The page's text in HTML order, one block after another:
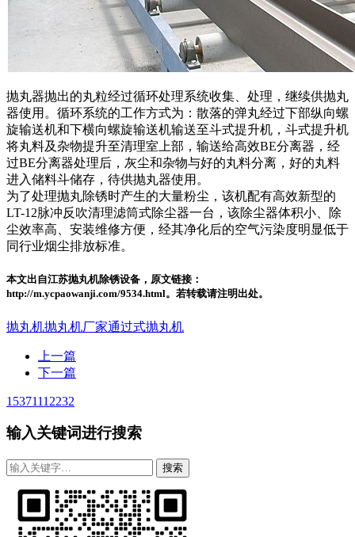
抛丸器抛出的丸粒经过循环处理系统收集、处理，继续供抛丸
器使用。循环系统的工作方式为：散落的弹丸经过下部纵向螺
旋输送机和下横向螺旋输送机输送至斗式提升机，斗式提升机
将丸料及杂物提升至清理室上部，输送给高效BE分离器，经
过BE分离器处理后，灰尘和杂物与好的丸料分离，好的丸料
进入储料斗储存，待供抛丸器使用。
为了处理抛丸除锈时产生的大量粉尘，该机配有高效新型的
LT-12脉冲反吹清理滤筒式除尘器一台，该除尘器体积小、除
尘效率高、安装维修方便，经其净化后的空气污染度明显低于
同行业烟尘排放标准。
本文出自江苏抛丸机除锈设备，原文链接：
http://m.ycpaowanji.com/9534.html。若转载请注明出处。
抛丸机抛丸机厂家通过式抛丸机
上一篇
下一篇
15371112232
输入关键词进行搜索